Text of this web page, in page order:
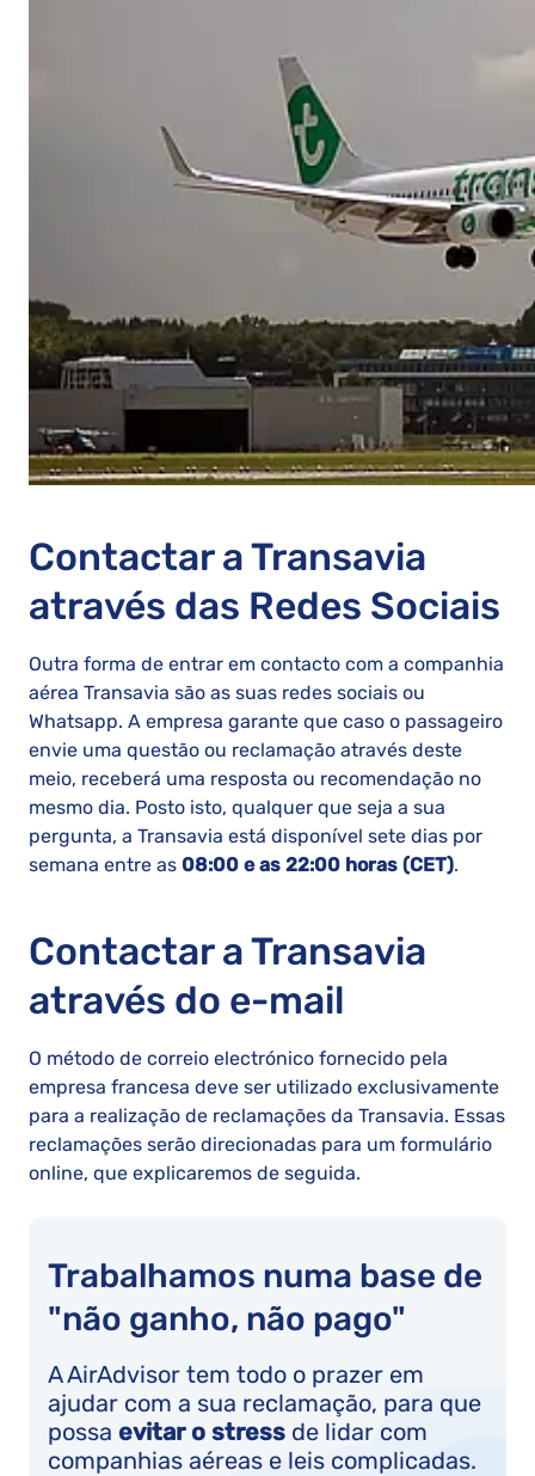
Contactar a Transavia
através das Redes Sociais
Outra forma de entrar em contacto com a companhia
aérea Transavia são as suas redes sociais ou
Whatsapp. A empresa garante que caso o passageiro
envie uma questão ou reclamação através deste
meio, receberá uma resposta ou recomendação no
mesmo dia. Posto isto, qualquer que seja a sua
pergunta, a Transavia está disponível sete dias por
semana entre as 08:00 e as 22:00 horas (CET).
Contactar a Transavia
através do e-mail
O método de correio electrónico fornecido pela
empresa francesa deve ser utilizado exclusivamente
para a realização de reclamações da Transavia. Essas
reclamações serão direcionadas para um formulário
online, que explicaremos de seguida.
Trabalhamos numa base de
"não ganho, não pago"
A AirAdvisor tem todo o prazer em
ajudar com a sua reclamação, para que
possa evitar o stress de lidar com
companhias aéreas e leis complicadas.